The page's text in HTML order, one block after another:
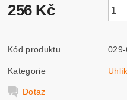
256 Kč
Kód produktu
Kategorie
Dotaz